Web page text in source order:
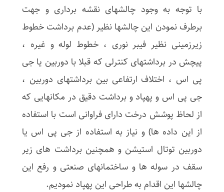
با توجه به وجود چالشهای نقشه برداری و جهت
برطرف نمودن این چالشها نظیر (عدم برداشت خطوط
زیرزمینی نظیر فیبر نوری ، خطوط لوله و غیره ،‌
پیچش در برداشتهای کنترلی که قبلا با دوربین یا جی
پی اس ، اختلاف ارتفاعی بین برداشتهای دوربین ،
جی پی اس و پهپاد و برداشت دقیق در مکانهایی که
از لحاظ پوشش درخت دارای فراوانی است با استفاده
از این داده ها) و نیاز به استفاده از جی پی اس یا
دوربین توتال استیشن و همچنین برداشت های زیر
سقف در سوله ها و ساختمانهای صنعتی و رفع این
چالشها این اقدام به طراحی این پهپاد نمودیم.